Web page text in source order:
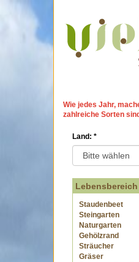
Wie jedes Jahr,
zahlreiche Sorten
Land: *
Lebensbereich
Staudenbeet
Steingarten
Naturgarten
Gehölzrand
Sträucher
Gräser